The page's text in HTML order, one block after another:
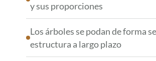
y sus proporciones
Los árboles se podan de forma
estructura a largo plazo